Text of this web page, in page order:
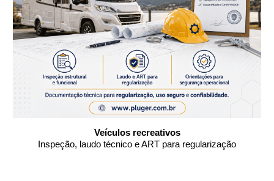
Veículos recreativos
Inspeção, laudo técnico e ART para regularização